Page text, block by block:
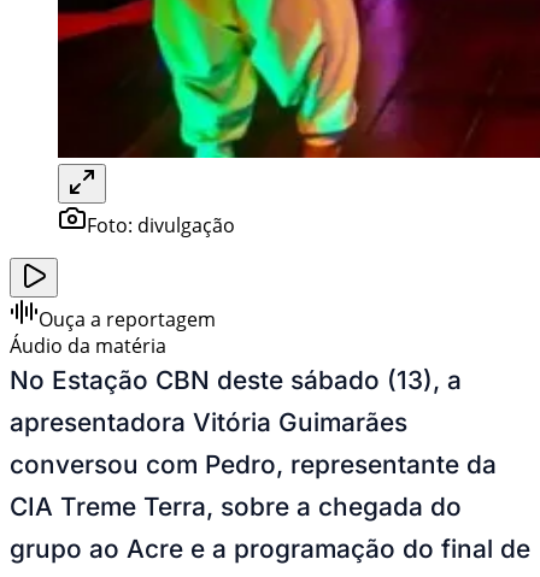
Foto: divulgação
Ouça a reportagem
Áudio da matéria
No Estação CBN deste sábado (13), a
apresentadora Vitória Guimarães
conversou com Pedro, representante da
CIA Treme Terra, sobre a chegada do
grupo ao Acre e a programação do final de